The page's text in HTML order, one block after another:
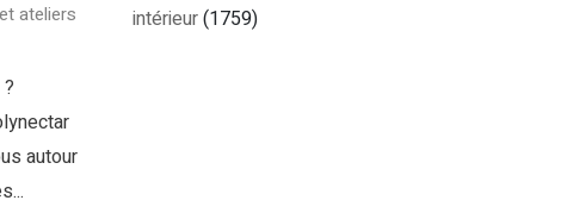
ateliers
autour
intérieur(1759)